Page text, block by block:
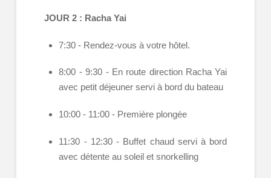
JOUR 2 : Racha Yai
7:30 - Rendez-vous à votre hôtel.
8:00 - 9:30 - En route direction Racha Yai
avec petit déjeuner servi à bord du bateau
10:00 - 11:00 - Première plongée
11:30 - 12:30 - Buffet chaud servi à bord
avec détente au soleil et snorkelling